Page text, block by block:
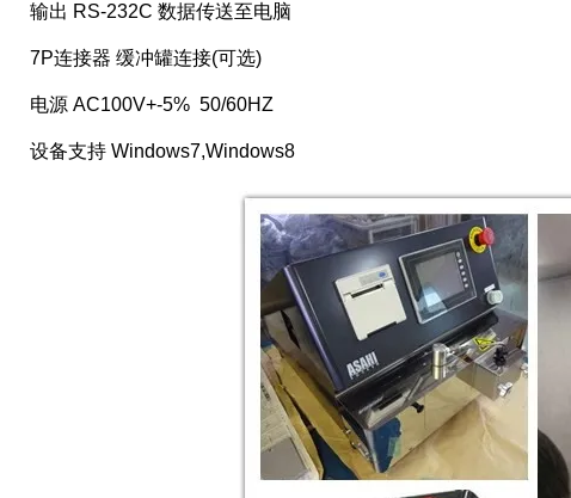
输出 RS-232C 数据传送至电脑
7P连接器 缓冲罐连接(可选)
电源 AC100V+-5% 50/60HZ
设备支持 Windows7,Windows8